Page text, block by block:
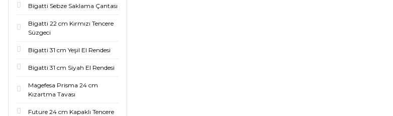
Bigatti Sebze Saklama Çantası
Bigatti 22 cm Kırmızı Tencere
Süzgeci
Bigatti 31 cm Yeşil El Rendesi
Bigatti 31 cm Siyah El Rendesi
Magefesa Prisma 24 cm
Kızartma Tavası
Future 24 cm Kapaklı Tencere